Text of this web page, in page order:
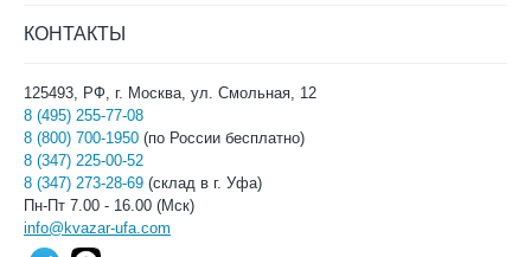
КОНТАКТЫ
125493, РФ, г. Москва, ул. Смольная, 12
8 (495) 255-77-08
8 (800) 700-1950 (по России бесплатно)
8 (347) 225-00-52
8 (347) 273-28-69 (склад в г. Уфа)
Пн-Пт 7.00 - 16.00 (Мск)
info@kvazar-ufa.com